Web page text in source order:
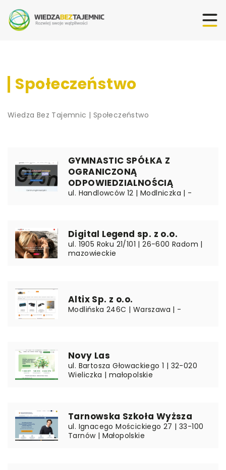
Społeczeństwo
Wiedza Bez Tajemnic | Społeczeństwo
GYMNASTIC SPÓŁKA Z
OGRANICZONĄ
ODPOWIEDZIALNOŚCIĄ
ul. Handlowców 12 | Modlniczka | -
Digital Legend sp. z o.o.
ul. 1905 Roku 21/101 | 26-600 Radom |
mazowieckie
Altix Sp. z o.o.
Modlińska 246C | Warszawa | -
Novy Las
ul. Bartosza Głowackiego 1 | 32-020
Wieliczka | małopolskie
Tarnowska Szkoła Wyższa
ul. Ignacego Mościckiego 27 | 33-100
Tarnów | Małopolskie